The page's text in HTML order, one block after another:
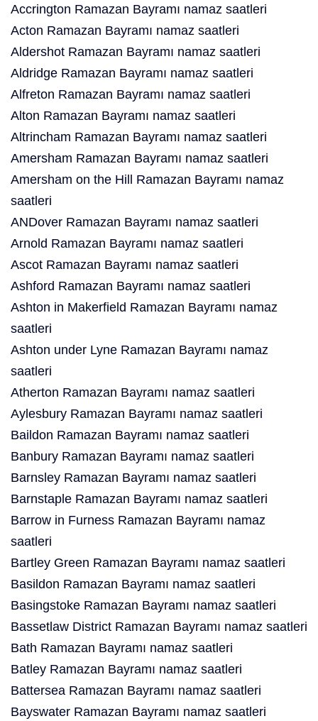
Accrington Ramazan Bayramı namaz saatleri
Acton Ramazan Bayramı namaz saatleri
Aldershot Ramazan Bayramı namaz saatleri
Aldridge Ramazan Bayramı namaz saatleri
Alfreton Ramazan Bayramı namaz saatleri
Alton Ramazan Bayramı namaz saatleri
Altrincham Ramazan Bayramı namaz saatleri
Amersham Ramazan Bayramı namaz saatleri
Amersham on the Hill Ramazan Bayramı namaz
saatleri
ANDover Ramazan Bayramı namaz saatleri
Arnold Ramazan Bayramı namaz saatleri
Ascot Ramazan Bayramı namaz saatleri
Ashford Ramazan Bayramı namaz saatleri
Ashton in Makerfield Ramazan Bayramı namaz
saatleri
Ashton under Lyne Ramazan Bayramı namaz
saatleri
Atherton Ramazan Bayramı namaz saatleri
Aylesbury Ramazan Bayramı namaz saatleri
Baildon Ramazan Bayramı namaz saatleri
Banbury Ramazan Bayramı namaz saatleri
Barnsley Ramazan Bayramı namaz saatleri
Barnstaple Ramazan Bayramı namaz saatleri
Barrow in Furness Ramazan Bayramı namaz
saatleri
Bartley Green Ramazan Bayramı namaz saatleri
Basildon Ramazan Bayramı namaz saatleri
Basingstoke Ramazan Bayramı namaz saatleri
Bassetlaw District Ramazan Bayramı namaz saatleri
Bath Ramazan Bayramı namaz saatleri
Batley Ramazan Bayramı namaz saatleri
Battersea Ramazan Bayramı namaz saatleri
Bayswater Ramazan Bayramı namaz saatleri